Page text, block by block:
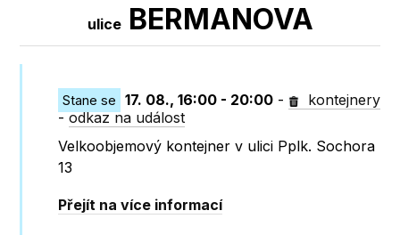
uliceBERMANOVA
Stane se 17. 08., 16:00 - 20:00 -
kontejnery
-odkaz na událost
Velkoobjemový kontejner v ulici Pplk. Sochora
13
Přejít na více informací